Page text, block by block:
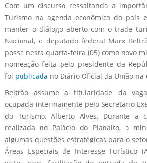
Com um discurso ressaltando a
Turismo na agenda econômica do país
manter o diálogo aberto com o trade
Nacional, o deputado federal Marx
posse nesta quarta-feira (05) como novo
nomeação feita pelo presidente da
foi publicada no Diário Oficial da União na
Beltrão assume a titularidade da
ocupada interinamente pelo Secretário
do Turismo, Alberto Alves. Durante a
realizada no Palácio do Planalto, o
algumas questões estratégicas para o
Áreas Especiais de Interesse Turístico